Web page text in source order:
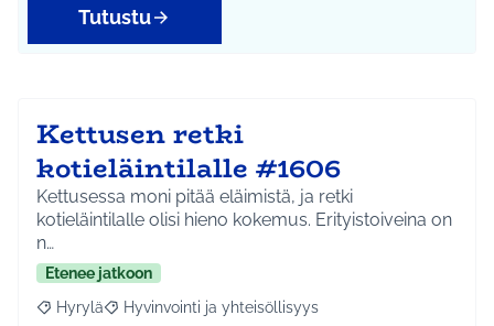
Tutustu
Kettusen retki
kotieläintilalle #1606
Kettusessa moni pitää eläimistä, ja retki
kotieläintilalle olisi hieno kokemus. Erityistoiveina on
n…
Etenee jatkoon
Rajaa tulokset aihepiirin mukaan: Hyrylä
Hyrylä Rajaa tulokset teeman mukaan: Hyvinvointi ja
Hyvinvointi ja yhteisöllisyys